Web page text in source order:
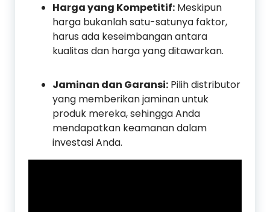
Harga yang Kompetitif: Meskipun
harga bukanlah satu-satunya faktor,
harus ada keseimbangan antara
kualitas dan harga yang ditawarkan.
Jaminan dan Garansi: Pilih distributor
yang memberikan jaminan untuk
produk mereka, sehingga Anda
mendapatkan keamanan dalam
investasi Anda.